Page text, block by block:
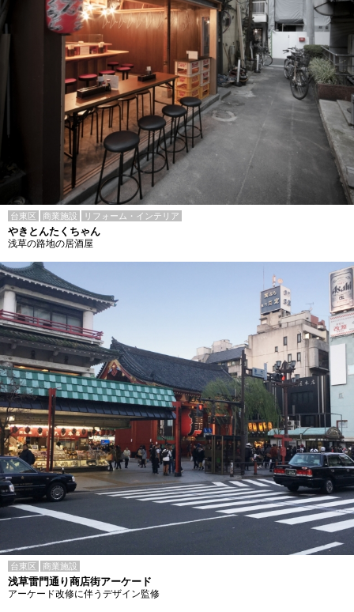
台東区 商業施設 リフォーム・インテリア
やきとんたくちゃん
浅草の路地の居酒屋
台東区 商業施設
浅草雷門通り商店街アーケード
アーケード改修に伴うデザイン監修